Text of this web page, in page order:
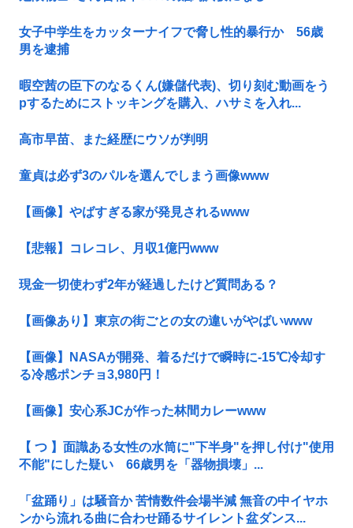
女子中学生をカッターナイフで脅し性的暴行か 56歳
男を逮捕
暇空茜の臣下のなるくん(嫌儲代表)、切り刻む動画をう
pするためにストッキングを購入、ハサミを入れ...
高市早苗、また経歴にウソが判明
童貞は必ず3のパルを選んでしまう画像www
【画像】やばすぎる家が発見されるwww
【悲報】コレコレ、月収1億円www
現金一切使わず2年が経過したけど質問ある？
【画像あり】東京の街ごとの女の違いがやばいwww
【画像】NASAが開発、着るだけで瞬時に-15℃冷却す
る冷感ポンチョ3,980円！
【画像】安心系JCが作った林間カレーwww
【 つ 】面識ある女性の水筒に"下半身"を押し付け"使用
不能"にした疑い 66歳男を「器物損壊」...
「盆踊り」は騒音か 苦情数件会場半減 無音の中イヤホ
ンから流れる曲に合わせ踊るサイレント盆ダンス...